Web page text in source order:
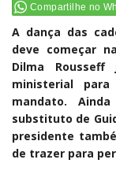
Compartilhe no
A dança das
deve começar
Dilma
ministerial
mandato.
substituto de
presidente
de trazer para